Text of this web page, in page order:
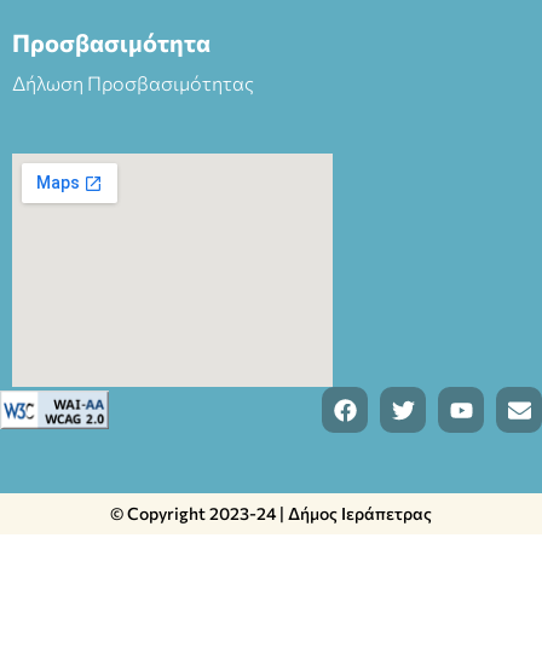
Προσβασιμότητα
Δήλωση Προσβασιμότητας
© Copyright 2023-24 | Δήμος Ιεράπετρας